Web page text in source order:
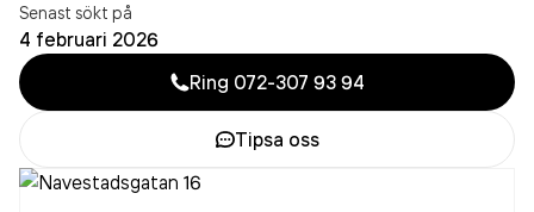
Senast sökt på
4 februari 2026
Ring 072-307 93 94
Tipsa oss